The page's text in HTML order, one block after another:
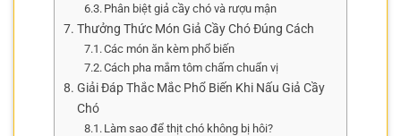
Phân biệt giả cầy chó và rượu mận
Thưởng Thức Món Giả Cầy Chó Đúng Cách
Các món ăn kèm phổ biến
Cách pha mắm tôm chấm chuẩn vị
Giải Đáp Thắc Mắc Phổ Biến Khi Nấu Giả Cầy
Chó
Làm sao để thịt chó không bị hôi?